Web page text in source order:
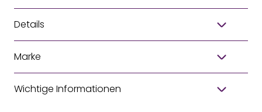
Details
Marke
Wichtige Informationen